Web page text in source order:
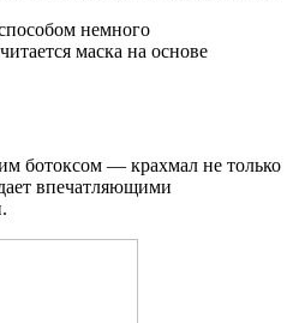
немного
маска на основе
ботоксом — крахмал не только
впечатляющими